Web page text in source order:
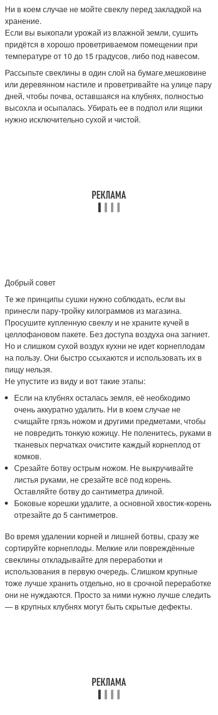
Ни в коем случае не мойте свеклу перед закладкой на
хранение.
Если вы выкопали урожай из влажной земли, сушить
придётся в хорошо проветриваемом помещении при
температуре от 10 до 15 градусов, либо под навесом.
Рассыпьте свеклины в один слой на бумаге,мешковине
или деревянном настиле и проветривайте на улице пару
дней, чтобы почва, оставшаяся на клубнях, полностью
высохла и осыпалась. Убирать ее в подпол или ящики
нужно исключительно сухой и чистой.
Добрый совет
Те же принципы сушки нужно соблюдать, если вы
принесли пару-тройку килограммов из магазина.
Просушите купленную свеклу и не храните кучей в
целлофановом пакете. Без доступа воздуха она загниет.
Но и слишком сухой воздух кухни не идет корнеплодам
на пользу. Они быстро ссыхаются и использовать их в
пищу нельзя.
Не упустите из виду и вот такие этапы:
Если на клубнях осталась земля, её необходимо
очень аккуратно удалить. Ни в коем случае не
счищайте грязь ножом и другими предметами, чтобы
не повредить тонкую кожицу. Не поленитесь, руками в
тканевых перчатках очистите каждый корнеплод от
комков.
Срезайте ботву острым ножом. Не выкручивайте
листья руками, не срезайте всё под корень.
Оставляйте ботву до сантиметра длиной.
Боковые корешки удалите, а основной хвостик-корень
отрезайте до 5 сантиметров.
Во время удалении корней и лишней ботвы, сразу же
сортируйте корнеплоды. Мелкие или повреждённые
свеклины откладывайте для переработки и
использования в первую очередь. Слишком крупные
тоже лучше хранить отдельно, но в срочной переработке
они не нуждаются. Просто за ними нужно лучше следить
— в крупных клубнях могут быть скрытые дефекты.